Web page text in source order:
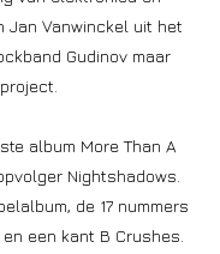
Jan Vanwinckel uit het
Gudinov maar
album More Than A
Nightshadows.
de 17 nummers
een kant B Crushes.